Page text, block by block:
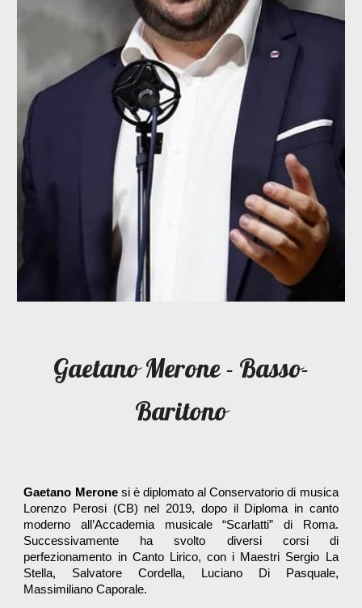
Gaetano Merone - Basso-
Baritono
Gaetano Meronesi è diplomato al Conservatorio di musica
Lorenzo Perosi (CB) nel 2019, dopo il Diploma in canto
moderno all’Accademia musicale “Scarlatti” di Roma.
Successivamente ha svolto diversi corsi di
perfezionamento in Canto Lirico, con i Maestri Sergio La
Stella, Salvatore Cordella, Luciano Di Pasquale,
Massimiliano Caporale.